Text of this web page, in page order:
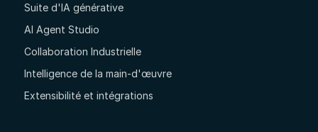
Suite d'IA générative
AI Agent Studio
Collaboration Industrielle
Intelligence de la main-d'œuvre
Extensibilité et intégrations